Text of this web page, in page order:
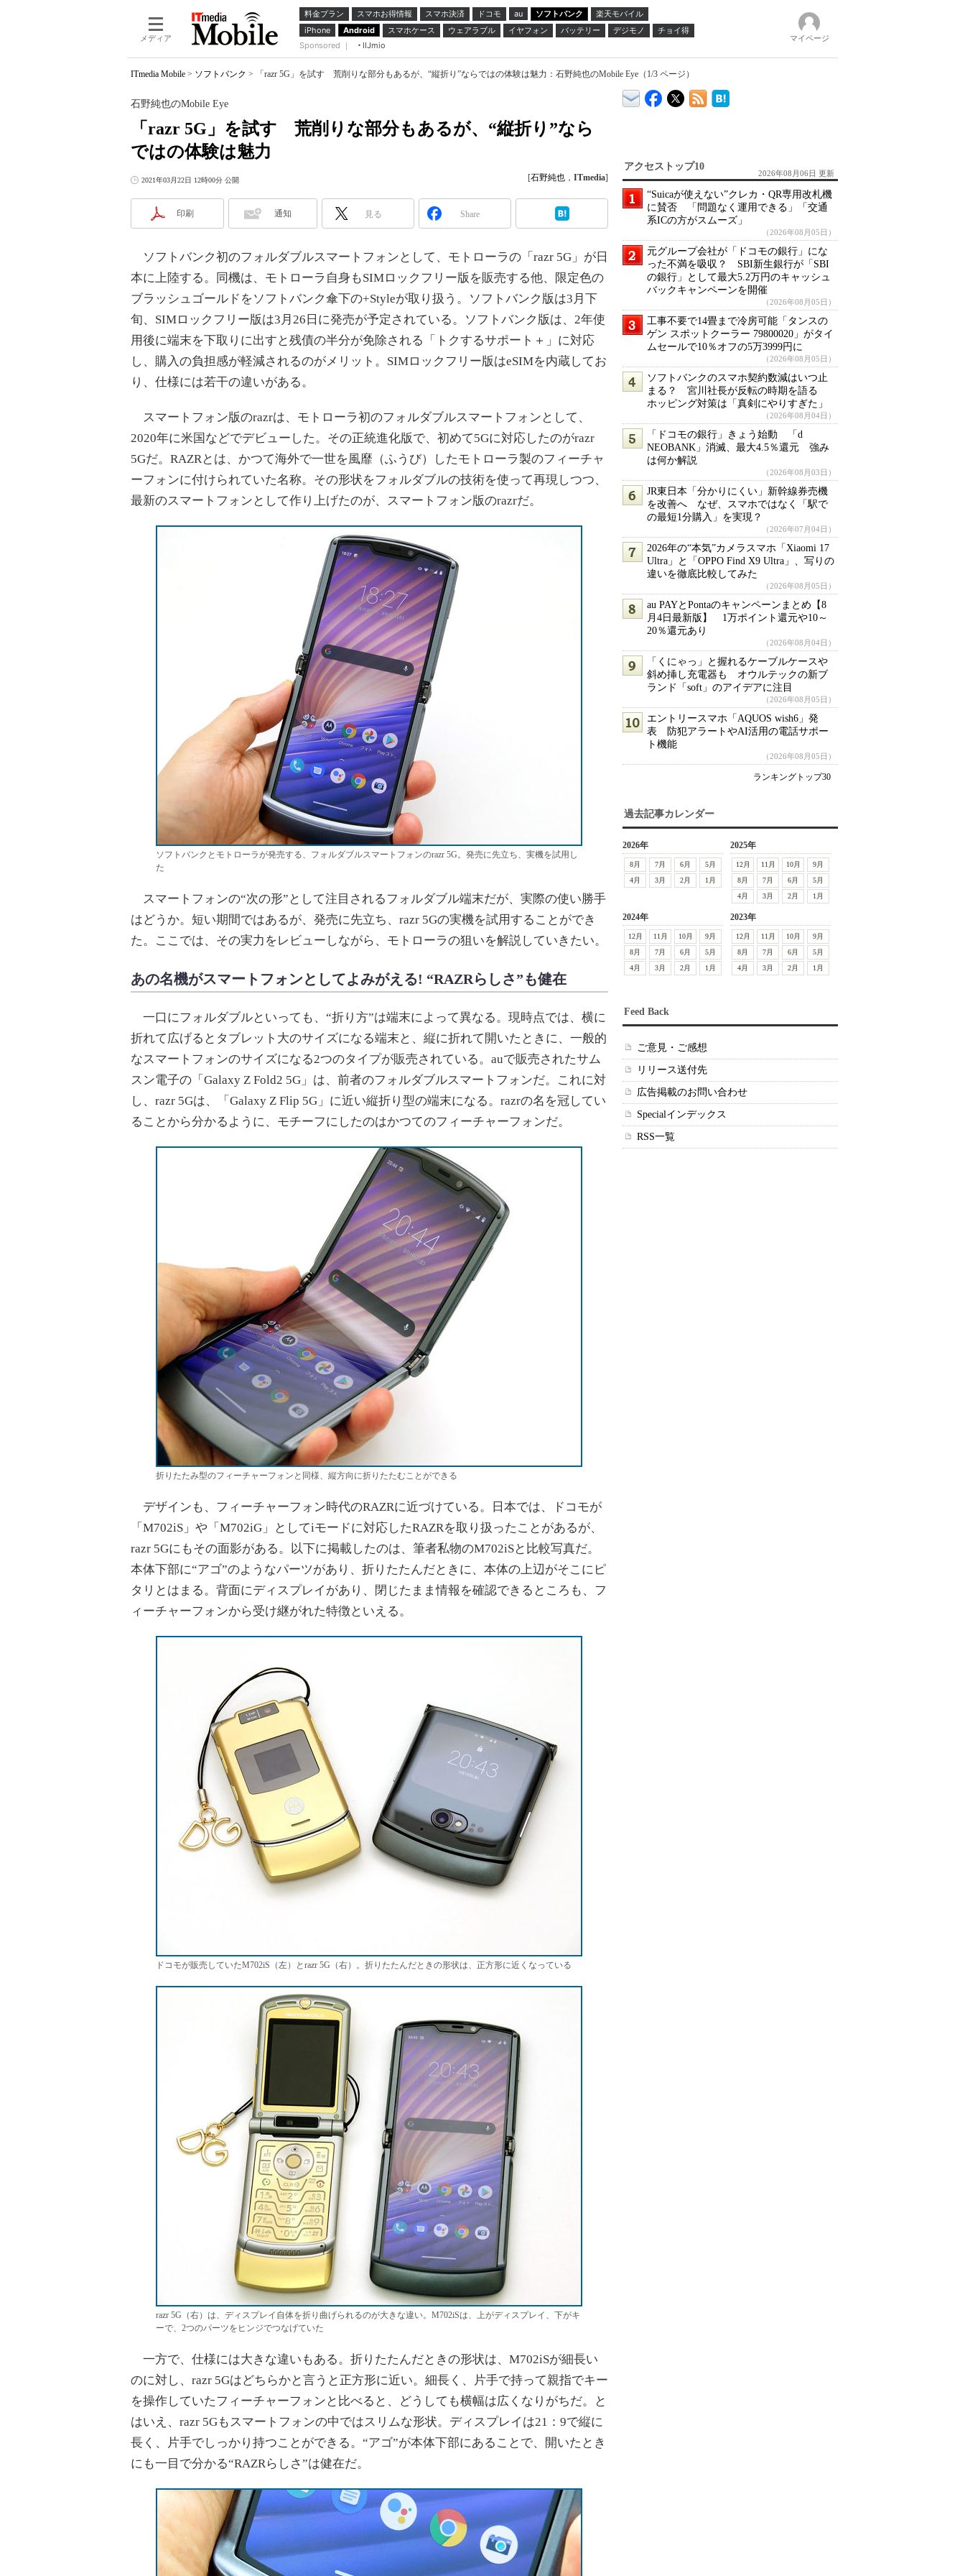
メディア
料金プラン スマホお得情報 スマホ決済 ドコモ au ソフトバンク
楽天モバイル
iPhone
Android スマホケース ウェアラブル イヤフォン バッテリー デジモノ
チョイ得
Sponsored ｜
IIJmio
マイページ
ITmedia Mobile > ソフトバンク > 「razr 5G」を試す 荒削りな部分もあるが、“縦折り”ならではの体験は魅力：石野純也のMobile Eye（1/3 ページ）
「razr 5G」を試す 荒削りな部分もあるが、“縦折り”なら
ではの体験は魅力
石野純也のMobile Eye
2021年03月22日 12時00分 公開 [石野純也 ， ITmedia]
印刷 通知 見る Share
ソフトバンク初のフォルダブルスマートフォンとして、モトローラの「razr 5G」が日
本に上陸する。同機は、モトローラ自身もSIMロックフリー版を販売する他、限定色の
ブラッシュゴールドをソフトバンク傘下の+Styleが取り扱う。ソフトバンク版は3月下
旬、SIMロックフリー版は3月26日に発売が予定されている。ソフトバンク版は、2年使
用後に端末を下取りに出すと残債の半分が免除される「トクするサポート＋」に対応
し、購入の負担感が軽減されるのがメリット。SIMロックフリー版はeSIMを内蔵してお
り、仕様には若干の違いがある。
スマートフォン版のrazrは、モトローラ初のフォルダブルスマートフォンとして、
2020年に米国などでデビューした。その正統進化版で、初めて5Gに対応したのがrazr
5Gだ。RAZRとは、かつて海外で一世を風靡（ふうび）したモトローラ製のフィーチャ
ーフォンに付けられていた名称。その形状をフォルダブルの技術を使って再現しつつ、
最新のスマートフォンとして作り上げたのが、スマートフォン版のrazrだ。
ソフトバンクとモトローラが発売する、フォルダブルスマートフォンのrazr 5G。発売に先立ち、実機を試用し
た
スマートフォンの“次の形”として注目されるフォルダブル端末だが、実際の使い勝手
はどうか。短い期間ではあるが、発売に先立ち、razr 5Gの実機を試用することができ
た。ここでは、その実力をレビューしながら、モトローラの狙いを解説していきたい。
あの名機がスマートフォンとしてよみがえる! “RAZRらしさ”も健在
一口にフォルダブルといっても、“折り方”は端末によって異なる。現時点では、横に
折れて広げるとタブレット大のサイズになる端末と、縦に折れて開いたときに、一般的
なスマートフォンのサイズになる2つのタイプが販売されている。auで販売されたサム
スン電子の「Galaxy Z Fold2 5G」は、前者のフォルダブルスマートフォンだ。これに対
し、razr 5Gは、「Galaxy Z Flip 5G」に近い縦折り型の端末になる。razrの名を冠してい
ることから分かるように、モチーフにしたのはかつてのフィーチャーフォンだ。
折りたたみ型のフィーチャーフォンと同様、縦方向に折りたたむことができる
デザインも、フィーチャーフォン時代のRAZRに近づけている。日本では、ドコモが
「M702iS」や「M702iG」としてiモードに対応したRAZRを取り扱ったことがあるが、
razr 5Gにもその面影がある。以下に掲載したのは、筆者私物のM702iSと比較写真だ。
本体下部に“アゴ”のようなパーツがあり、折りたたんだときに、本体の上辺がそこにピ
タリとはまる。背面にディスプレイがあり、閉じたまま情報を確認できるところも、フ
ィーチャーフォンから受け継がれた特徴といえる。
ドコモが販売していたM702iS（左）とrazr 5G（右）。折りたたんだときの形状は、正方形に近くなっている
razr 5G（右）は、ディスプレイ自体を折り曲げられるのが大きな違い。M702iSは、上がディスプレイ、下がキ
ーで、2つのパーツをヒンジでつなげていた
一方で、仕様には大きな違いもある。折りたたんだときの形状は、M702iSが細長い
のに対し、razr 5Gはどちらかと言うと正方形に近い。細長く、片手で持って親指でキー
を操作していたフィーチャーフォンと比べると、どうしても横幅は広くなりがちだ。と
はいえ、razr 5Gもスマートフォンの中ではスリムな形状。ディスプレイは21：9で縦に
長く、片手でしっかり持つことができる。“アゴ”が本体下部にあることで、開いたとき
にも一目で分かる“RAZRらしさ”は健在だ。
アクセストップ10
2026年08月06日 更新
“Suicaが使えない”クレカ・QR専用改札機
に賛否 「問題なく運用できる」「交通
系ICの方がスムーズ」
（2026年08月05日）
元グループ会社が「ドコモの銀行」にな
った不満を吸収？ SBI新生銀行が「SBI
の銀行」として最大5.2万円のキャッシュ
バックキャンペーンを開催
（2026年08月05日）
工事不要で14畳まで冷房可能「タンスの
ゲン スポットクーラー 79800020」がタイ
ムセールで10％オフの5万3999円に
（2026年08月05日）
ソフトバンクのスマホ契約数減はいつ止
まる？ 宮川社長が反転の時期を語る
ホッピング対策は「真剣にやりすぎた」
（2026年08月04日）
「ドコモの銀行」きょう始動 「d
NEOBANK」消滅、最大4.5％還元 強み
は何か解説
（2026年08月03日）
JR東日本「分かりにくい」新幹線券売機
を改善へ なぜ、スマホではなく「駅で
の最短1分購入」を実現？
（2026年07月04日）
2026年の“本気”カメラスマホ「Xiaomi 17
Ultra」と「OPPO Find X9 Ultra」、写りの
違いを徹底比較してみた
（2026年08月05日）
au PAYとPontaのキャンペーンまとめ【8
月4日最新版】 1万ポイント還元や10～
20％還元あり
（2026年08月04日）
「くにゃっ」と握れるケーブルケースや
斜め挿し充電器も オウルテックの新ブ
ランド「soft」のアイデアに注目
（2026年08月05日）
エントリースマホ「AQUOS wish6」発
表 防犯アラートやAI活用の電話サポー
ト機能
（2026年08月05日）
ランキングトップ30
過去記事カレンダー
2026年
8月 7月 6月
5月
4月
3月 2月 1月
2025年
12月 11月 10月
9月
8月
7月 6月
5月
4月
3月 2月 1月
2024年
12月 11月 10月
9月
8月
7月 6月
5月
4月
3月 2月 1月
2023年
12月 11月 10月
9月
8月
7月 6月
5月
4月
3月 2月 1月
Feed Back
ご意見・ご感想
リリース送付先
広告掲載のお問い合わせ
Specialインデックス
RSS一覧